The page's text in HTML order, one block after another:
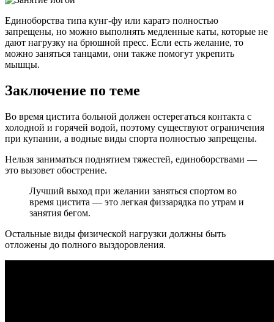
Единоборства типа кунг-фу или каратэ полностью
запрещены, но можно выполнять медленные каты, которые не
дают нагрузку на брюшной пресс. Если есть желание, то
можно заняться танцами, они также помогут укрепить
мышцы.
Заключение по теме
Во время цистита больной должен остерегаться контакта с
холодной и горячей водой, поэтому существуют ограничения
при купании, а водные виды спорта полностью запрещены.
Нельзя заниматься поднятием тяжестей, единоборствами —
это вызовет обострение.
Лучший выход при желании заняться спортом во
время цистита — это легкая физзарядка по утрам и
занятия бегом.
Остальные виды физической нагрузки должны быть
отложены до полного выздоровления.